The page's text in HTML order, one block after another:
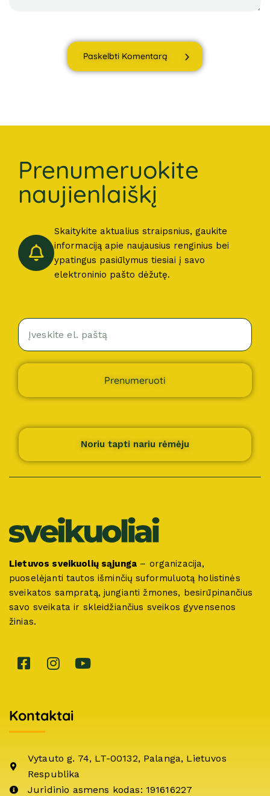
Paskelbti Komentarą
Prenumeruokite
naujienlaiškį
Skaitykite aktualius straipsnius, gaukite
informaciją apie naujausius renginius bei
ypatingus pasiūlymus tiesiai į savo
elektroninio pašto dėžutę.
Prenumeruoti
Noriu tapti nariu rėmėju
Lietuvos sveikuolių sąjunga – organizacija,
puoselėjanti tautos išminčių suformuluotą holistinės
sveikatos sampratą, jungianti žmones, besirūpinančius
savo sveikata ir skleidžiančius sveikos gyvensenos
žinias.
Kontaktai
Vytauto g. 74, LT-00132, Palanga, Lietuvos
Respublika
Juridinio asmens kodas: 191616227